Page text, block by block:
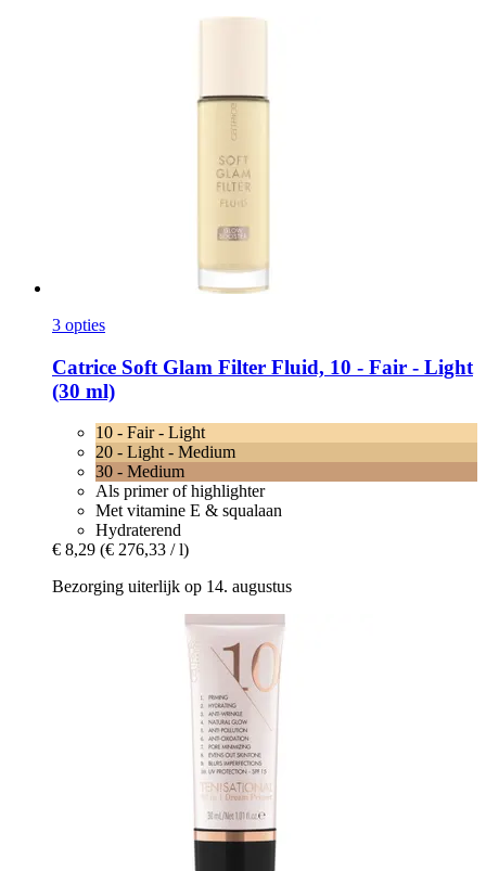
3 opties
Catrice Soft Glam Filter Fluid, 10 -​ Fair -​ Light
(30 ml)
10 - Fair - Light
20 - Light - Medium
30 - Medium
Als primer of highlighter
Met vitamine E & squalaan
Hydraterend
€ 8,29 (€ 276,33 / l)
Bezorging uiterlijk op 14. augustus